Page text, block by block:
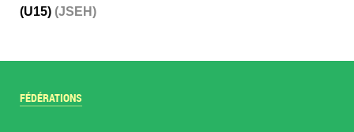
(U15) (JSEH)
FÉDÉRATIONS